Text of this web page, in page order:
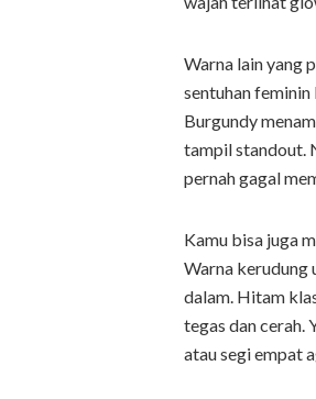
Warna lain yang
sentuhan
Burgundy
tampil standout.
pernah gagal
Kamu bisa juga
Warna kerudung
dalam. Hitam
tegas dan cerah.
atau segi empat